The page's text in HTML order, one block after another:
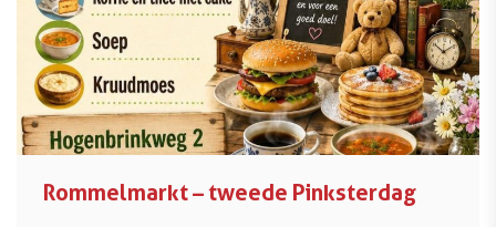
Rommelmarkt – tweede Pinksterdag